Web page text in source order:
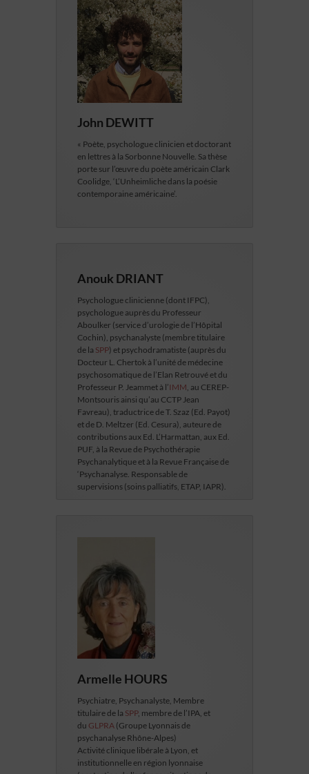
John DEWITT
« Poète, psychologue clinicien et doctorant
en lettres à la Sorbonne Nouvelle. Sa thèse
porte sur l’œuvre du poète américain Clark
Coolidge, ‘L’Unheimliche dans la poésie
contemporaine américaine’.
Anouk DRIANT
Psychologue clinicienne (dont IFPC),
psychologue auprès du Professeur
Aboulker (service d’urologie de l’Hôpital
Cochin), psychanalyste (membre titulaire
de la SPP) et psychodramatiste (auprès du
Docteur L. Chertok à l’unité de médecine
psychosomatique de l’Elan Retrouvé et du
Professeur P. Jeammet à l’IMM, au CEREP-
Montsouris ainsi qu’au CCTP Jean
Favreau), traductrice de T. Szaz (Ed. Payot)
et de D. Meltzer (Ed. Cesura), auteure de
contributions aux Ed. L’Harmattan, aux Ed.
PUF, à la Revue de Psychothérapie
Psychanalytique et à la Revue Française de
‘Psychanalyse. Responsable de
supervisions (soins palliatifs, ETAP, IAPR).
Armelle HOURS
Psychiatre, Psychanalyste, Membre
titulaire de la SPP, membre de l’IPA, et
du GLPRA (Groupe Lyonnais de
psychanalyse Rhône-Alpes)
Activité clinique libérale à Lyon, et
institutionnelle en région lyonnaise